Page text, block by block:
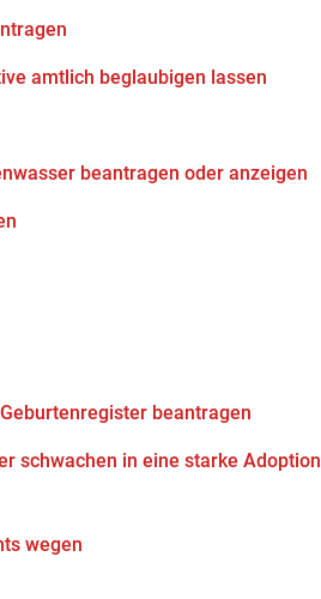
amtlich beglaubigen lassen
beantragen oder anzeigen
beantragen
schwachen in eine starke Adoption
wegen